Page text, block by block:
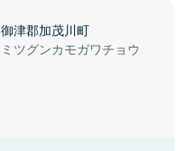
御津郡加茂川町
ミツグンカモガワチョウ